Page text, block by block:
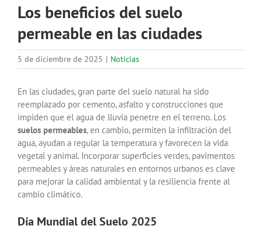
Los beneficios del suelo
permeable en las ciudades
5 de diciembre de 2025 | Noticias
En las ciudades, gran parte del suelo natural ha sido
reemplazado por cemento, asfalto y construcciones que
impiden que el agua de lluvia penetre en el terreno. Los
suelos permeables, en cambio, permiten la infiltración del
agua, ayudan a regular la temperatura y favorecen la vida
vegetal y animal. Incorporar superficies verdes, pavimentos
permeables y áreas naturales en entornos urbanos es clave
para mejorar la calidad ambiental y la resiliencia frente al
cambio climático.
Día Mundial del Suelo 2025